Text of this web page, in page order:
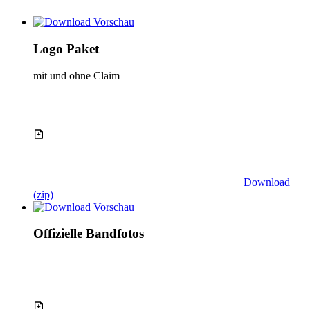
Logo Paket
mit und ohne Claim
Download
(zip)
Offizielle Bandfotos